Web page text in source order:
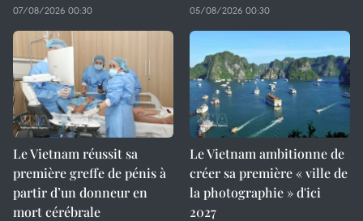
07/08/2026 00:30 05/08/2026 00:30
Le Vietnam réussit sa
première greffe de pénis à
partir d’un donneur en
mort cérébrale
Le Vietnam ambitionne de
créer sa première « ville de
la photographie » d'ici
2027